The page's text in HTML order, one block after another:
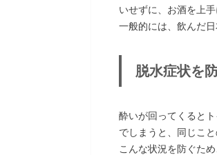
いせずに、お酒を上
一般的には、飲んだ
脱水症状を
酔いが回ってくると
でしまうと、同じこ
こんな状況を防ぐた